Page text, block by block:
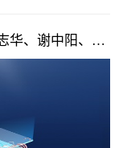
华、谢中阳、孙